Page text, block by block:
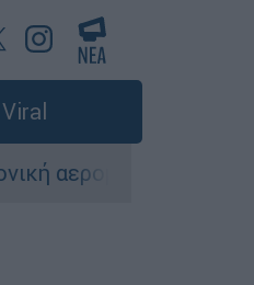
Viral
σε ελληνικά και